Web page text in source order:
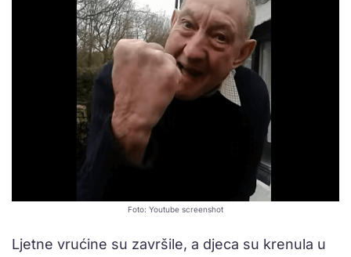
Foto: Youtube screenshot
Ljetne vrućine su završile, a djeca su krenula u